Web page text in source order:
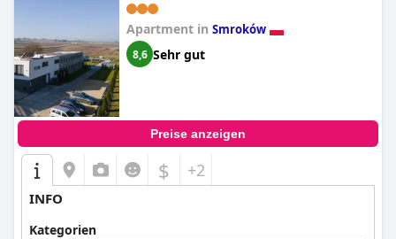
Apartment in Smroków
8,6 Sehr gut
Preise anzeigen
$ +2
INFO
Kategorien